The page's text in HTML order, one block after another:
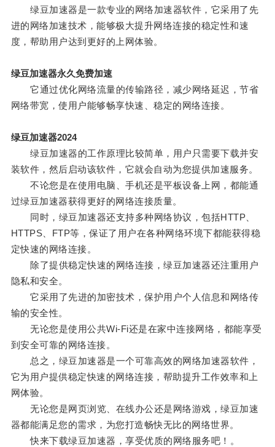
绿豆加速器是一款专业的网络加速器软件，它采用了先
进的网络加速技术，能够极大提升网络连接的稳定性和速
度，帮助用户达到更好的上网体验。
绿豆加速器永久免费加速
它通过优化网络流量的传输路径，减少网络延迟，节省
网络带宽，使用户能够畅享快速、稳定的网络连接。
绿豆加速器2024
绿豆加速器的工作原理比较简单，用户只需要下载并安
装软件，然后启动该软件，它就会自动为您提供加速服务。
不论您是在使用电脑、手机还是平板设备上网，都能通
过绿豆加速器获得更好的网络连接质量。
同时，绿豆加速器还支持多种网络协议，包括HTTP、
HTTPS、FTP等，保证了用户在各种网络环境下都能获得稳
定快速的网络连接。
除了提供稳定快速的网络连接，绿豆加速器还注重用户
隐私和安全。
它采用了先进的加密技术，保护用户个人信息和网络传
输的安全性。
无论您是使用公共Wi-Fi还是在家中连接网络，都能享受
到安全可靠的网络连接。
总之，绿豆加速器是一个可靠高效的网络加速器软件，
它为用户提供稳定快速的网络连接，帮助提升工作效率和上
网体验。
无论您是网页浏览、在线办公还是网络游戏，绿豆加速
器都能满足您的需求，为您打造畅快无比的网络世界。
快来下载绿豆加速器，享受优质的网络服务吧！。